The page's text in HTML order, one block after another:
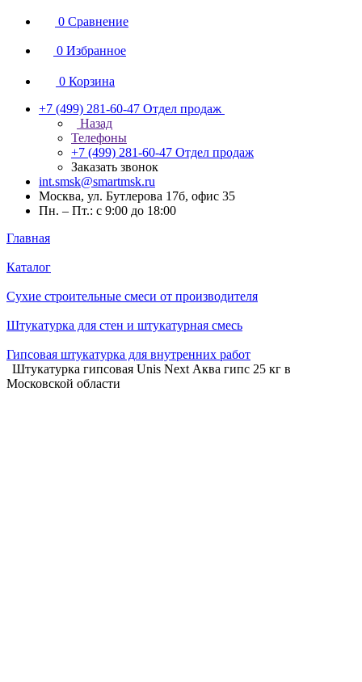
0 Сравнение
0 Избранное
0 Корзина
+7 (499) 281-60-47 Отдел продаж
Назад
Телефоны
+7 (499) 281-60-47 Отдел продаж
Заказать звонок
int.smsk@smartmsk.ru
Москва, ул. Бутлерова 17б, офис 35
Пн. – Пт.: с 9:00 до 18:00
Главная
Каталог
Сухие строительные смеси от производителя
Штукатурка для стен и штукатурная смесь
Гипсовая штукатурка для внутренних работ
Штукатурка гипсовая Unis Next Аква гипс 25 кг в
Московской области